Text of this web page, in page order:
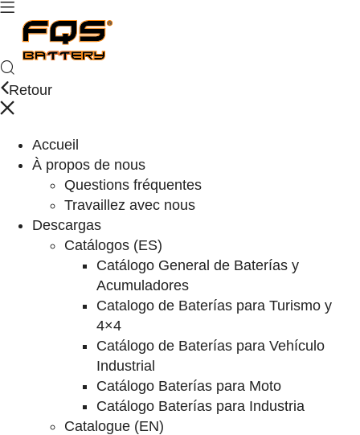
Retour
Accueil
À propos de nous
Questions fréquentes
Travaillez avec nous
Descargas
Catálogos (ES)
Catálogo General de Baterías y
Acumuladores
Catalogo de Baterías para Turismo y
4×4
Catálogo de Baterías para Vehículo
Industrial
Catálogo Baterías para Moto
Catálogo Baterías para Industria
Catalogue (EN)